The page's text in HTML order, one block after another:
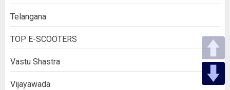
Telangana
TOP E-SCOOTERS
Vastu Shastra
Vijayawada